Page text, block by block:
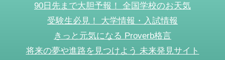
90日先まで大胆予報！ 全国学校のお天気
受験生必見！ 大学情報・入試情報
きっと元気になる Proverb格言
将来の夢や進路を見つけよう 未来発見サイト